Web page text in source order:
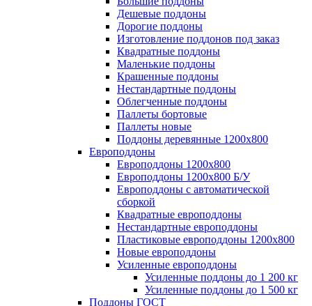
Дешевые поддоны
Дорогие поддоны
Изготовление поддонов под заказ
Квадратные поддоны
Маленькие поддоны
Крашенные поддоны
Нестандартные поддоны
Облегченные поддоны
Паллеты бортовые
Паллеты новые
Поддоны деревянные 1200х800
Европоддоны
Европоддоны 1200х800
Европоддоны 1200х800 Б/У
Европоддоны с автоматической
сборкой
Квадратные европоддоны
Нестандартные европоддоны
Пластиковые европоддоны 1200х800
Новые европоддоны
Усиленные европоддоны
Усиленные поддоны до 1 200 кг
Усиленные поддоны до 1 500 кг
Поддоны ГОСТ